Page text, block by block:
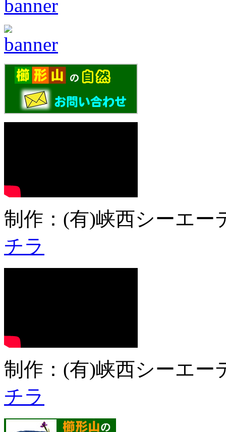
制作：(有)峡西シーエ
チラ
制作：(有)峡西シーエ
チラ